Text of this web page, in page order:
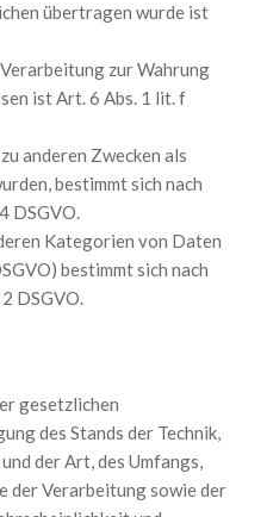
übertragen wurde ist
zur Wahrung
ist Art. 6 Abs. 1 lit. f
anderen Zwecken als
bestimmt sich nach
DSGVO.
Kategorien von Daten
bestimmt sich nach
DSGVO.
gesetzlichen
des Stands der Technik,
der Art, des Umfangs,
der Verarbeitung sowie der